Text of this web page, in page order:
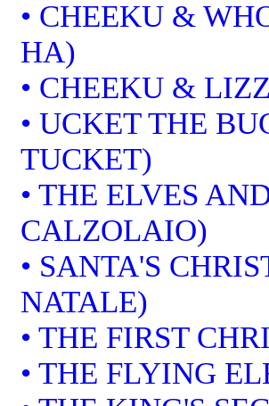
• CHEEKU &
HA)
• CHEEKU &
• UCKET THE
TUCKET)
• THE ELVES
CALZOLAIO)
• SANTA'S
NATALE)
• THE FIRST
• THE FLYING